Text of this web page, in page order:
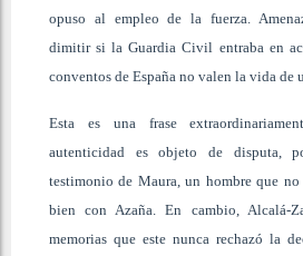
opuso al empleo de la fuerza.
dimitir si la Guardia Civil entraba en
conventos de España no valen la vida de
Esta es una frase
autenticidad es objeto de disputa,
testimonio de Maura, un hombre que no
bien con Azaña. En cambio, Alcalá-
memorias que este nunca rechazó la